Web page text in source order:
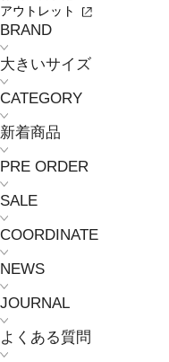
アウトレット
BRAND
大きいサイズ
CATEGORY
新着商品
PRE ORDER
SALE
COORDINATE
NEWS
JOURNAL
よくある質問